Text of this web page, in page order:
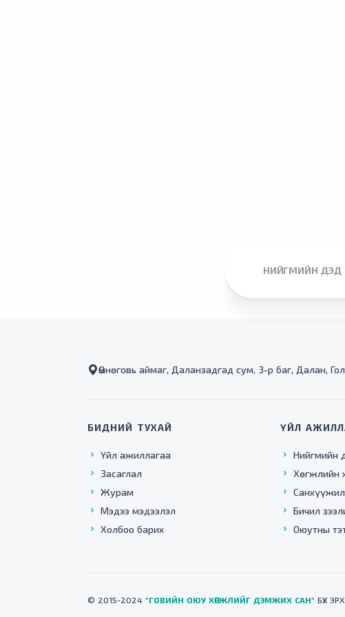
НИЙГМИЙН ДЭД
Өмнөговь аймаг, Даланзадгад сум, 3-р баг, Далан,
БИДНИЙ ТУХАЙ
Үйл ажиллагаа
Засаглал
Журам
Мэдээ мэдээлэл
Холбоо барих
ҮЙЛ
Нийгмийн
Хөгжлийн
Бичил
Оюутны
© 2015-2024 "ГОВИЙН ОЮУ ХӨГЖЛИЙГ ДЭМЖИХ САН" БҮХ